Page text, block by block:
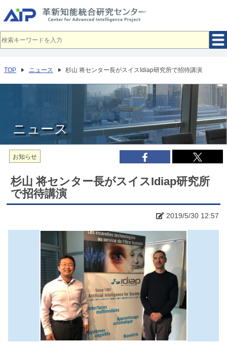
イ
ン
へ
動
TOP ニュース 杉山 将センター長がスイスIdiap研究所で招待講演
ニュース
お知らせ
杉山 将センター長がスイスIdiap研究所
で招待講演
2019/5/30 12:57